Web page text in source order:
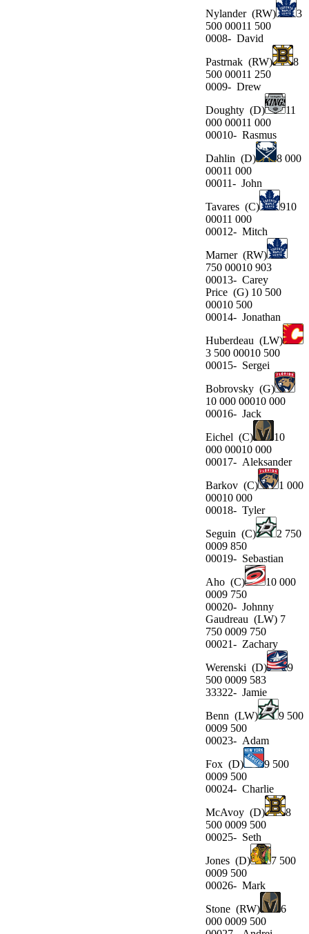
Nylander(RW)
3
500 00011 500
0008- David
Pastrnak (RW)
8
500 00011 250
0009- Drew
Doughty (D)
11
000 00011 000
00010- Rasmus
Dahlin (D)
8 000
00011 000
00011- John
Tavares (C)
910
00011 000
00012- Mitch
Marner(RW)
750 00010 903
00013- Carey
Price (G) 10 500
00010 500
00014- Jonathan
Huberdeau (LW)
3 500 00010 500
00015- Sergei
Bobrovsky (G)
10 000 00010 000
00016- Jack
Eichel (C)
10
000 00010 000
00017- Aleksander
Barkov (C)
1 000
00010 000
00018- Tyler
Seguin (C)
2 750
0009 850
00019- Sebastian
Aho (C)
10 000
0009 750
00020- Johnny
Gaudreau (LW) 7
750 0009 750
00021- Zachary
Werenski (D)
9
500 0009 583
33322- Jamie
Benn (LW)
9 500
0009 500
00023- Adam
Fox (D)
9 500
0009 500
00024- Charlie
McAvoy (D)
8
500 0009 500
00025- Seth
Jones (D)
7 500
0009 500
00026- Mark
Stone (RW)
6
000 0009 500